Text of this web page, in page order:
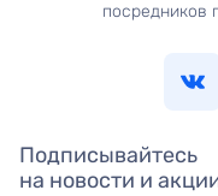
посредников
Подписывайтесь
на новости и